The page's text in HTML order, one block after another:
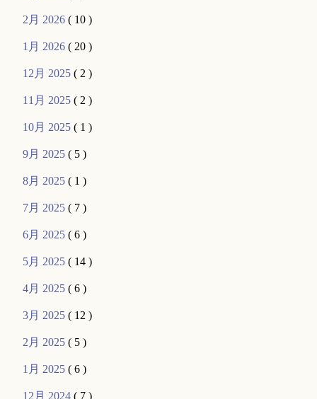
2月 2026( 10 )
1月 2026( 20 )
12月 2025( 2 )
11月 2025( 2 )
10月 2025( 1 )
9月 2025( 5 )
8月 2025( 1 )
7月 2025( 7 )
6月 2025( 6 )
5月 2025( 14 )
4月 2025( 6 )
3月 2025( 12 )
2月 2025( 5 )
1月 2025( 6 )
12月 2024( 7 )